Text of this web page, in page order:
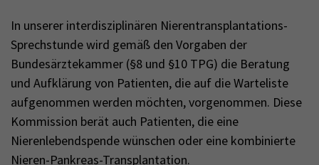
In unserer interdisziplinären Nierentransplantations-
Sprechstunde wird gemäß den Vorgaben der
Bundesärztekammer (§8 und §10 TPG) die Beratung
und Aufklärung von Patienten, die auf die Warteliste
aufgenommen werden möchten, vorgenommen. Diese
Kommission berät auch Patienten, die eine
Nierenlebendspende wünschen oder eine kombinierte
Nieren-Pankreas-Transplantation.